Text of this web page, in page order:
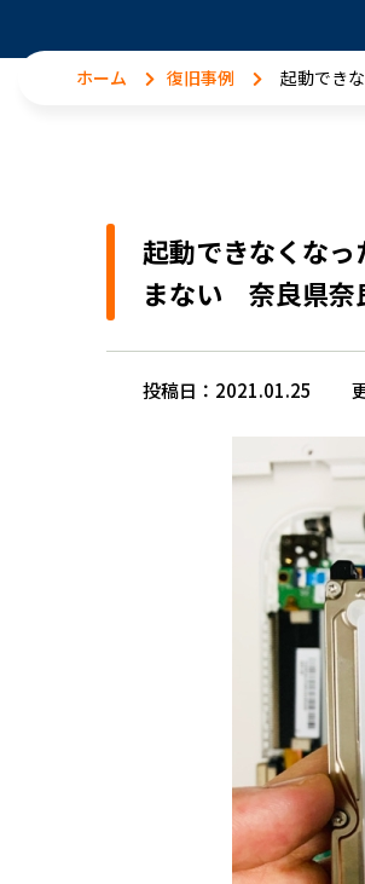
ホーム 復旧事例 起動でき
起動できなくな
まない 奈良県
投稿日：2021.01.25